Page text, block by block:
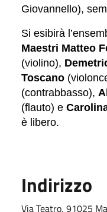
Giovannello),
Si esibirà
Maestri Matteo
(violino),
Toscano
(contrabbasso),
(flauto) e
è libero.
Indirizzo
Via Teatro, 91025